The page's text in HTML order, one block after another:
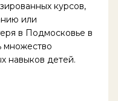
курсов,
или
в Подмосковье в
множество
навыков детей.